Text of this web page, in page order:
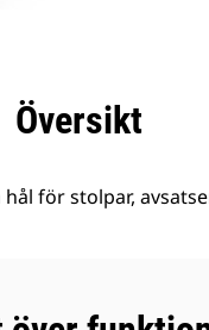
Översikt
för stolpar,